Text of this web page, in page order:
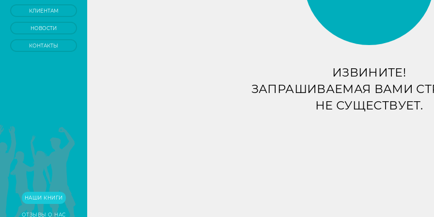
КЛИЕНТАМ
НОВОСТИ
КОНТАКТЫ
НАШИ КНИГИ
ОТЗЫВЫ О НАС
ИЗВИНИТЕ!
ЗАПРАШИВАЕМАЯ ВАМИ
НЕ СУЩЕСТВУЕТ.